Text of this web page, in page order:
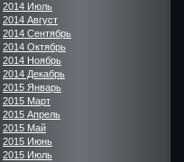
2014 Июль
2014 Август
2014 Сентябрь
2014 Октябрь
2014 Ноябрь
2014 Декабрь
2015 Январь
2015 Март
2015 Апрель
2015 Май
2015 Июнь
2015 Июль